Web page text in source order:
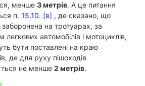
менше 3 метрів. А це питання
п. 15.10. [в] , де сказано, що
заборонена на тротуарах, за
легкових автомобілів і мотоциклів,
бути поставлені на краю
де для руху пішоходів
не менше 2 метрів.